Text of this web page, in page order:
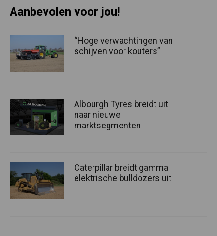
Aanbevolen voor jou!
“Hoge verwachtingen van
schijven voor kouters”
Albourgh Tyres breidt uit
naar nieuwe
marktsegmenten
Caterpillar breidt gamma
elektrische bulldozers uit